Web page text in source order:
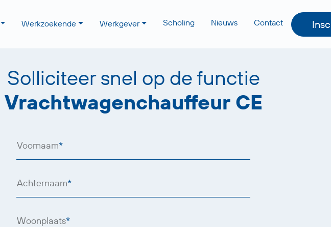
Werkzoekende Werkgever Scholing Nieuws Contact
Solliciteer snel op de functie
Vrachtwagenchauffeur CE
Voornaam*
Achternaam*
Woonplaats*